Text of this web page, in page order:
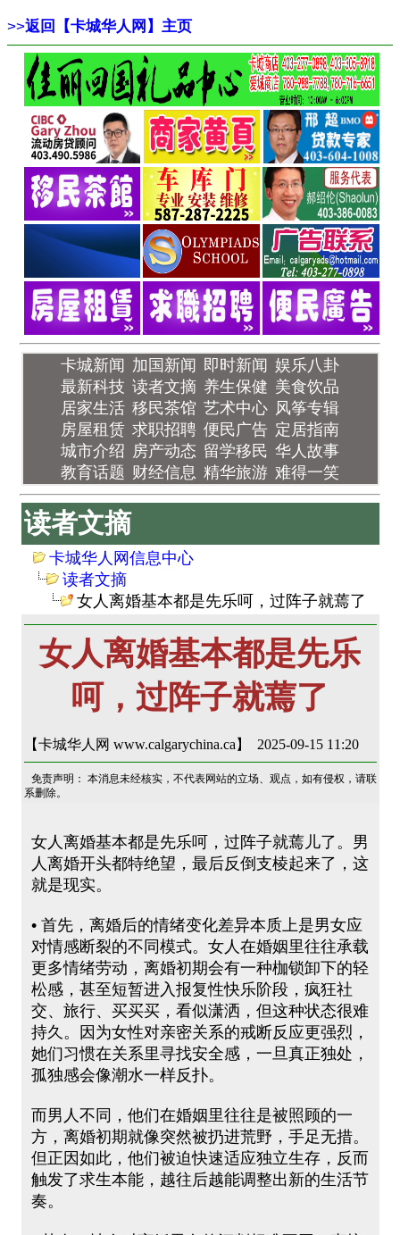
>>返回【卡城华人网】主页
卡城新闻 加国新闻 即时新闻 娱乐八卦
最新科技 读者文摘 养生保健 美食饮品
居家生活 移民茶馆 艺术中心 风筝专辑
房屋租赁 求职招聘 便民广告 定居指南
城市介绍 房产动态 留学移民 华人故事
教育话题 财经信息 精华旅游 难得一笑
读者文摘
卡城华人网信息中心
读者文摘
女人离婚基本都是先乐呵，过阵子就蔫了
女人离婚基本都是先乐
呵，过阵子就蔫了
【卡城华人网 www.calgarychina.ca】 2025-09-15 11:20
免责声明： 本消息未经核实，不代表网站的立场、观点，如有侵权，请联
系删除。
女人离婚基本都是先乐呵，过阵子就蔫儿了。男
人离婚开头都特绝望，最后反倒支棱起来了，这
就是现实。
• 首先，离婚后的情绪变化差异本质上是男女应
对情感断裂的不同模式。女人在婚姻里往往承载
更多情绪劳动，离婚初期会有一种枷锁卸下的轻
松感，甚至短暂进入报复性快乐阶段，疯狂社
交、旅行、买买买，看似潇洒，但这种状态很难
持久。因为女性对亲密关系的戒断反应更强烈，
她们习惯在关系里寻找安全感，一旦真正独处，
孤独感会像潮水一样反扑。
而男人不同，他们在婚姻里往往是被照顾的一
方，离婚初期就像突然被扔进荒野，手足无措。
但正因如此，他们被迫快速适应独立生存，反而
触发了求生本能，越往后越能调整出新的生活节
奏。